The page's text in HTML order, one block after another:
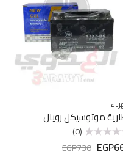
موتوسيكل رويال
(0)
EGP
EGP730